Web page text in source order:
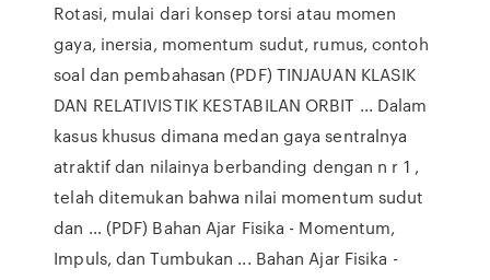
Rotasi, mulai dari konsep torsi atau momen
gaya, inersia, momentum sudut, rumus, contoh
soal dan pembahasan (PDF) TINJAUAN KLASIK
DAN RELATIVISTIK KESTABILAN ORBIT ... Dalam
kasus khusus dimana medan gaya sentralnya
atraktif dan nilainya berbanding dengan n r 1 ,
telah ditemukan bahwa nilai momentum sudut
dan … (PDF) Bahan Ajar Fisika - Momentum,
Impuls, dan Tumbukan ... Bahan Ajar Fisika -